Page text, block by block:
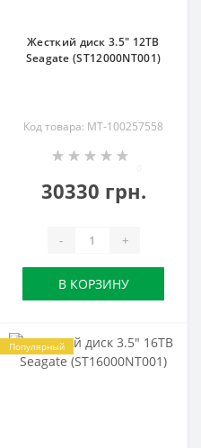
Жесткий диск 3.5" 12TB
Seagate (ST12000NT001)
Код товара: MT-100257558
30330 грн.
- +
В КОРЗИНУ
Популярный